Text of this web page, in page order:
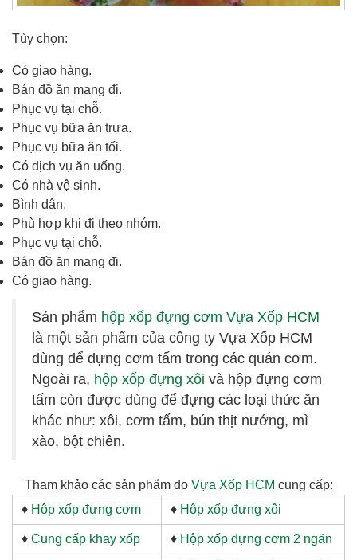
Tùy chọn:
Có giao hàng.
Bán đồ ăn mang đi.
Phục vụ tại chỗ.
Phục vụ bữa ăn trưa.
Phục vụ bữa ăn tối.
Có dịch vụ ăn uống.
Có nhà vệ sinh.
Bình dân.
Phù hợp khi đi theo nhóm.
Phục vụ tại chỗ.
Bán đồ ăn mang đi.
Có giao hàng.
Sản phẩm hộp xốp đựng cơm Vựa Xốp HCM
là một sản phẩm của công ty Vựa Xốp HCM
dùng để đựng cơm tấm trong các quán cơm.
Ngoài ra, hộp xốp đựng xôi và hộp đựng cơm
tấm còn được dùng để đựng các loại thức ăn
khác như: xôi, cơm tấm, bún thịt nướng, mì
xào, bột chiên.
Tham khảo các sản phẩm do Vựa Xốp HCM cung cấp:
♦ Hộp xốp đựng cơm ♦ Hộp xốp đựng xôi
♦ Cung cấp khay xốp ♦ Hộp xốp đựng cơm 2 ngăn